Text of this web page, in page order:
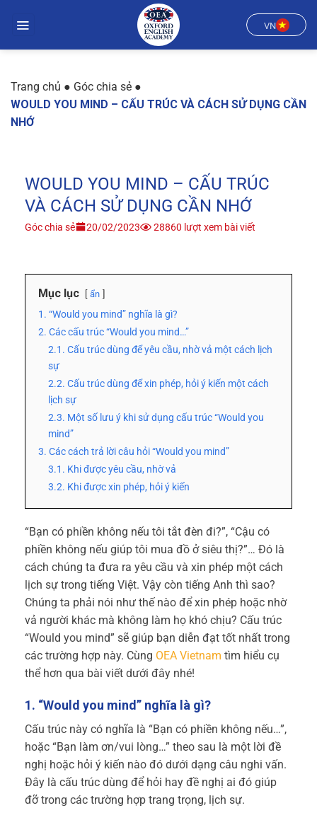
đến
VN
Trang chủ ● Góc chia sẻ ●
WOULD YOU MIND – CẤU TRÚC VÀ CÁCH SỬ DỤNG CẦN
NHỚ
WOULD YOU MIND – CẤU TRÚC
VÀ CÁCH SỬ DỤNG CẦN NHỚ
Góc chia sẻ 20/02/2023 28860 lượt xem bài viết
Mục lục ẩn
1. “Would you mind” nghĩa là gì?
2. Các cấu trúc “Would you mind…”
2.1. Cấu trúc dùng để yêu cầu, nhờ vả một cách lịch
sự
2.2. Cấu trúc dùng để xin phép, hỏi ý kiến một cách
lịch sự
2.3. Một số lưu ý khi sử dụng cấu trúc “Would you
mind”
3. Các cách trả lời câu hỏi “Would you mind”
3.1. Khi được yêu cầu, nhờ vả
3.2. Khi được xin phép, hỏi ý kiến
“Bạn có phiền không nếu tôi tắt đèn đi?”, “Cậu có
phiền không nếu giúp tôi mua đồ ở siêu thị?”… Đó là
cách chúng ta đưa ra yêu cầu và xin phép một cách
lịch sự trong tiếng Việt. Vậy còn tiếng Anh thì sao?
Chúng ta phải nói như thế nào để xin phép hoặc nhờ
vả người khác mà không làm họ khó chịu? Cấu trúc
“Would you mind” sẽ giúp bạn diễn đạt tốt nhất trong
các trường hợp này. Cùng OEA Vietnam tìm hiểu cụ
thể hơn qua bài viết dưới đây nhé!
1. “Would you mind” nghĩa là gì?
Cấu trúc này có nghĩa là “Bạn có phiền không nếu…”,
hoặc “Bạn làm ơn/vui lòng…” theo sau là một lời đề
nghị hoặc hỏi ý kiến nào đó dưới dạng câu nghi vấn.
Đây là cấu trúc dùng để hỏi hay đề nghị ai đó giúp
đỡ trong các trường hợp trang trọng, lịch sự.